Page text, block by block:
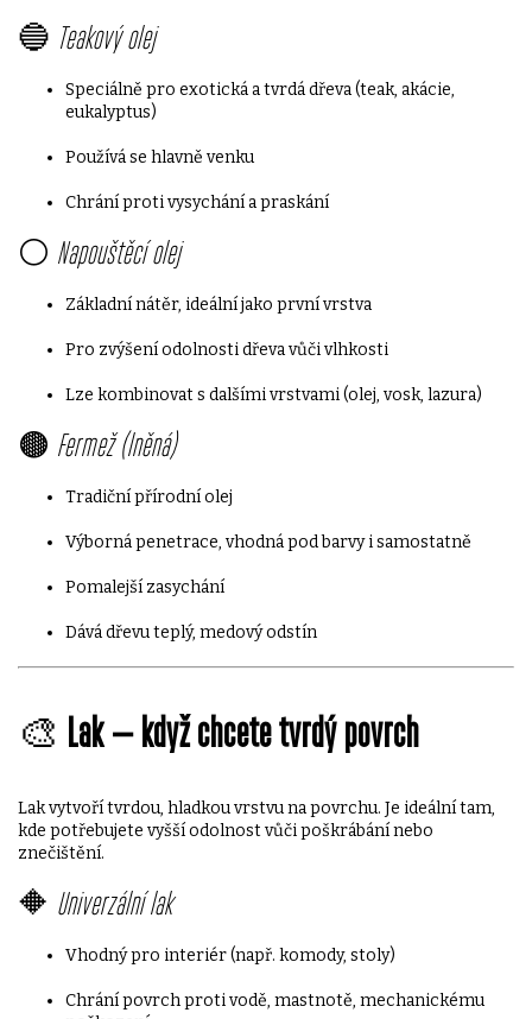
🔵 Teakový olej
Speciálně pro exotická a tvrdá dřeva (teak, akácie,
eukalyptus)
Používá se hlavně venku
Chrání proti vysychání a praskání
⚪ Napouštěcí olej
Základní nátěr, ideální jako první vrstva
Pro zvýšení odolnosti dřeva vůči vlhkosti
Lze kombinovat s dalšími vrstvami (olej, vosk, lazura)
🟤 Fermež (lněná)
Tradiční přírodní olej
Výborná penetrace, vhodná pod barvy i samostatně
Pomalejší zasychání
Dává dřevu teplý, medový odstín
🎨 Lak – když chcete tvrdý povrch
Lak vytvoří tvrdou, hladkou vrstvu na povrchu. Je ideální tam,
kde potřebujete vyšší odolnost vůči poškrábání nebo
znečištění.
🔶 Univerzální lak
Vhodný pro interiér (např. komody, stoly)
Chrání povrch proti vodě, mastnotě, mechanickému